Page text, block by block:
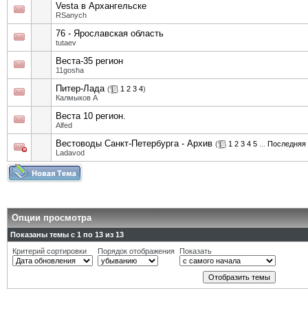
Vesta в Архангельске
RSanych
76 - Ярославская область
tutaev
Веста-35 регион
11gosha
Питер-Лада ( 1 2 3 4)
Калмыков А
Веста 10 регион.
Alfed
Вестоводы Санкт-Петербурга - Архив ( 1 2 3 4 5
Последняя
Ladavod
Опции просмотра
Показаны темы с 1 по 13 из 13
Критерий сортировки
Порядок отображения Показать